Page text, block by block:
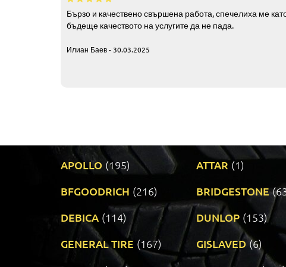
Бързо и качествено свършена работа, спечелиха ме
бъдеще качеството на услугите да не пада.
Илиан Баев - 30.03.2025
APOLLO (195) ATTAR (1)
BFGOODRICH (216) BRIDGESTONE
DEBICA (114) DUNLOP (153)
GENERAL TIRE (167) GISLAVED (6)